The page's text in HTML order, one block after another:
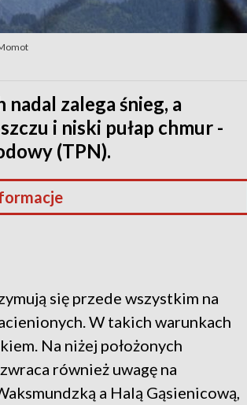
zalega śnieg, a
i niski pułap chmur -
(TPN).
się przede wszystkim na
W takich warunkach
Na niżej położonych
również uwagę na
a Halą Gąsienicową,